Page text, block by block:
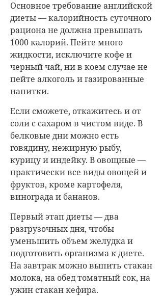
Основное требование английской
диеты — калорийность суточного
рациона не должна превышать
1000 калорий. Пейте много
жидкости, исключите кофе и
черный чай, ни в коем случае не
пейте алкоголь и газированные
напитки.
Если сможете, откажитесь и от
соли с сахаром в чистом виде. В
белковые дни можно есть
говядину, нежирную рыбу,
курицу и индейку. В овощные —
практически все виды овощей и
фруктов, кроме картофеля,
винограда и бананов.
Первый этап диеты — два
разгрузочных дня, чтобы
уменьшить объем желудка и
подготовить организма к диете.
На завтрак можно выпить стакан
молока, на обед томатный сок, на
ужин стакан кефира.